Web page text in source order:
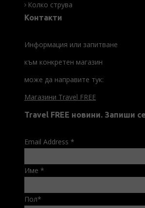
Колко струва
Контакти
Информация или запитване
към конкретен магазин
може да направите тук:
Магазини Travel FREE
Travel FREE новини. Запиши
Email Address *
Име *
Пол*